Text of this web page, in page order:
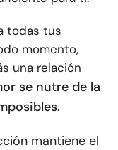
todas tus
momento,
una relación
se nutre de la
mantiene el